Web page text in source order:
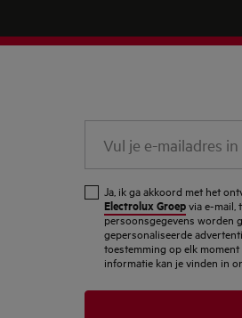
mailadres
Ja, ik ga akkoord met het
Electrolux Groepvia e-mail,
persoonsgegevens worden
gepersonaliseerde
toestemming op elk
informatie kan je vinden in